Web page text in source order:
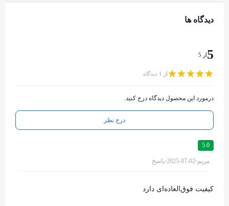
دیدگاه ها
5از 5
از 1 دیدگاه
درمورد این محصول دیدگاه درج کنید.
درج نظر
5.0
مریم 2025-07-02 پاسخ
کیفیت فوق‌العاده‌ای دارد